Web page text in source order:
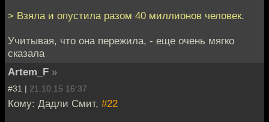
> Взяла и опустила разом 40 миллионов человек.
Учитывая, что она пережила, - еще очень мягко
сказала
Artem_F »
#31 | 21.10.15 16:37
Кому: Дадли Смит, #22